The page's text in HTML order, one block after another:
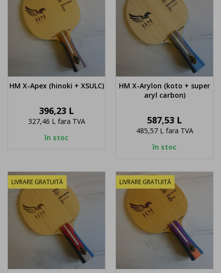
HM X-Apex (hinoki + XSULC)
Pret
396,23 L
327,46 L fara TVA
în stoc
HM X-Arylon (koto + super
aryl carbon)
Pret
587,53 L
485,57 L fara TVA
în stoc
LIVRARE GRATUITĂ LIVRARE GRATUITĂ